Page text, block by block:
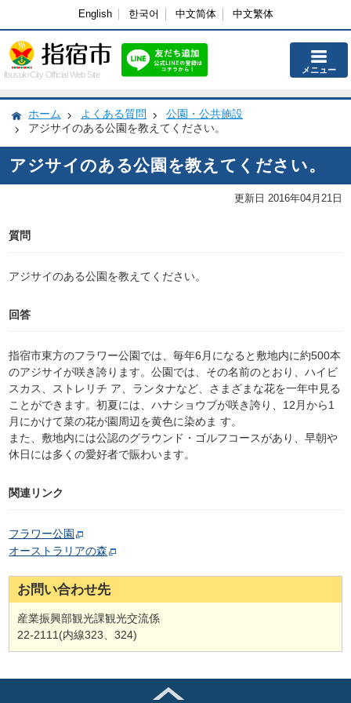
English 한국어 中文简体 中文繁体
Ibusuki City Official Web Site メニュー
ホーム よくある質問
公園・公共施設
アジサイのある公園を教えてください。
アジサイのある公園を教えてください。
更新日 2016年04月21日
質問
アジサイのある公園を教えてください。
回答
指宿市東方のフラワー公園では、毎年6月になると敷地内に約500本
のアジサイが咲き誇ります。公園では、その名前のとおり、ハイビ
スカス、ストレリチ ア、ランタナなど、さまざまな花を一年中見る
ことができます。初夏には、ハナショウブが咲き誇り、12月から1
月にかけて菜の花が園周辺を黄色に染めま す。
また、敷地内には公認のグラウンド・ゴルフコースがあり、早朝や
休日には多くの愛好者で賑わいます。
関連リンク
フラワー公園
オーストラリアの森
お問い合わせ先
産業振興部観光課観光交流係
22-2111(内線323、324)